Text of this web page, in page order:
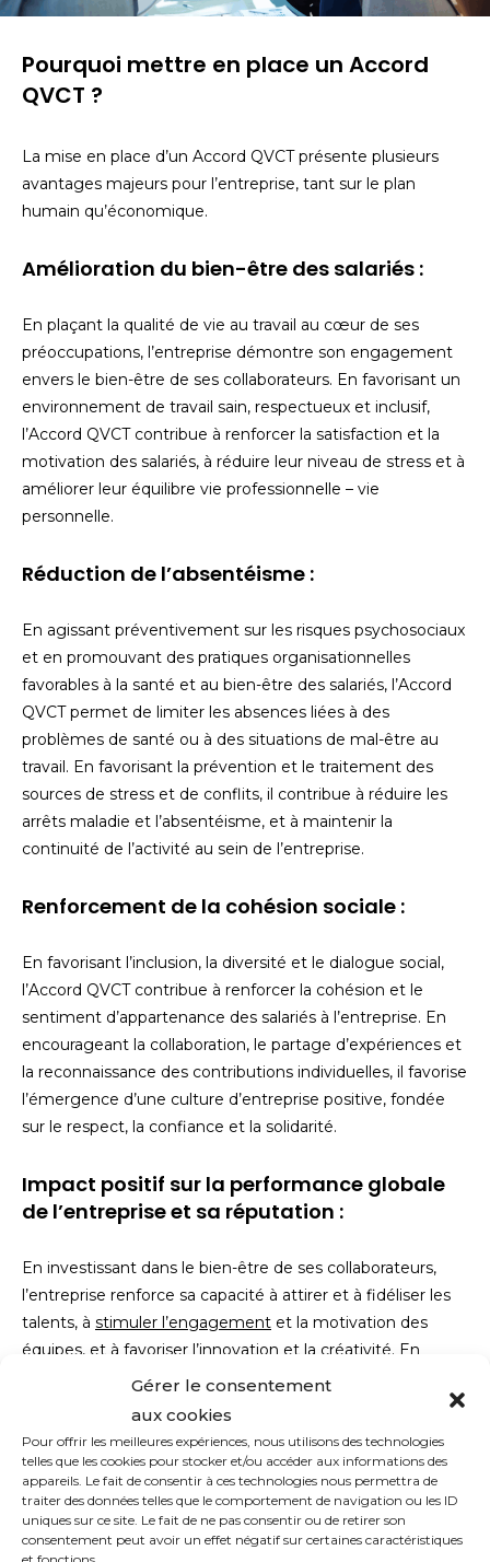
Gérer le consentement
aux cookies
Pour offrir les meilleures expériences, nous utilisons des technologies
telles que les cookies pour stocker et/ou accéder aux informations des
appareils. Le fait de consentir à ces technologies nous permettra de
traiter des données telles que le comportement de navigation ou les ID
uniques sur ce site. Le fait de ne pas consentir ou de retirer son
consentement peut avoir un effet négatif sur certaines caractéristiques
Pourquoi mettre en place un Accord
QVCT ?
La mise en place d’un Accord QVCT présente plusieurs
avantages majeurs pour l’entreprise, tant sur le plan
humain qu’économique.
Amélioration du bien-être des salariés :
En plaçant la qualité de vie au travail au cœur de ses
préoccupations, l’entreprise démontre son engagement
envers le bien-être de ses collaborateurs. En favorisant un
environnement de travail sain, respectueux et inclusif,
l’Accord QVCT contribue à renforcer la satisfaction et la
motivation des salariés, à réduire leur niveau de stress et à
améliorer leur équilibre vie professionnelle – vie
personnelle.
Réduction de l’absentéisme :
En agissant préventivement sur les risques psychosociaux
et en promouvant des pratiques organisationnelles
favorables à la santé et au bien-être des salariés, l’Accord
QVCT permet de limiter les absences liées à des
problèmes de santé ou à des situations de mal-être au
travail. En favorisant la prévention et le traitement des
sources de stress et de conflits, il contribue à réduire les
arrêts maladie et l’absentéisme, et à maintenir la
continuité de l’activité au sein de l’entreprise.
Renforcement de la cohésion sociale :
En favorisant l’inclusion, la diversité et le dialogue social,
l’Accord QVCT contribue à renforcer la cohésion et le
sentiment d’appartenance des salariés à l’entreprise. En
encourageant la collaboration, le partage d’expériences et
la reconnaissance des contributions individuelles, il favorise
l’émergence d’une culture d’entreprise positive, fondée
sur le respect, la confiance et la solidarité.
Impact positif sur la performance globale
de l’entreprise et sa réputation :
En investissant dans le bien-être de ses collaborateurs,
l’entreprise renforce sa capacité à attirer et à fidéliser les
talents, à stimuler l’engagement et la motivation des
équipes, et à favoriser l’innovation et la créativité. En
améliorant la qualité de vie au travail, elle contribue à
renforcer sa réputation d’employeur attractif et
de marque et d’une plus grande attractivité auprès des
clients, des partenaires et des investisseurs. En somme,
l’Accord QVCT représente un levier stratégique pour
l’entreprise, lui permettant de concilier performance